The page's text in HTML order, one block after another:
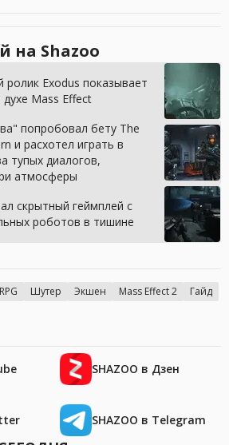
на Shazoo
Exodus показывает
Mass Effect
попробовал бету The
и расхотел играть в
тупых диалогов,
атмосферы
скрытный геймплей с
роботов в тишине
RPG Шутер Экшен Mass Effect 2
Гайд
SHAZOO в Дзен
SHAZOO в Telegram